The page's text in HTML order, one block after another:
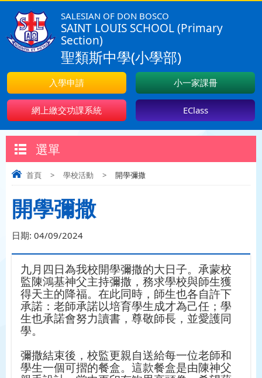
SALESIAN OF DON BOSCO
SAINT LOUIS SCHOOL (Primary
Section)
聖類斯中學(小學部)
入學申請 小一家課冊
網上繳交功課系統 EClass
選單
首頁 > 學校活動 > 開學彌撒
開學彌撒
日期: 04/09/2024
九月四日為我校開學彌撒的大日子。承蒙校
監陳鴻基神父主持彌撒，務求學校與師生獲
得天主的降福。在此同時，師生也各自許下
承諾：老師承諾以培育學生成才為己任；學
生也承諾會努力讀書， 尊敬師長，並愛護同
學。
彌撒結束後，校監更親自送給每一位老師和
學生一個可摺的餐盒。這款餐盒是由陳神父